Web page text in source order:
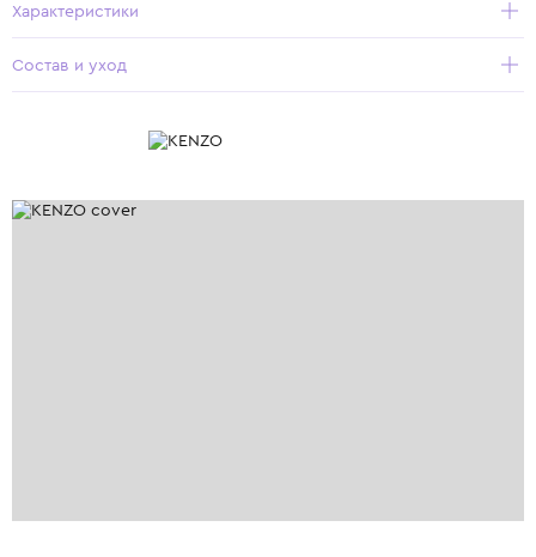
Характеристики
Состав и уход